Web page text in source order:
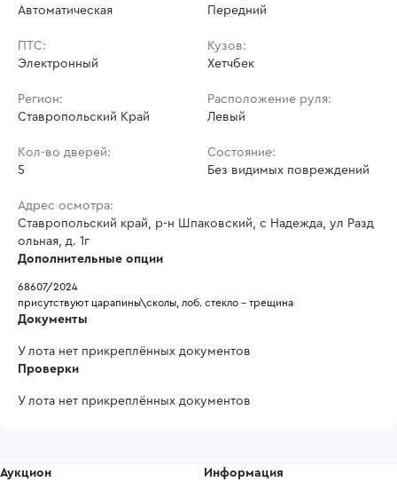
Автоматическая
Передний
ПТС:
Электронный
Кузов:
Хетчбек
Регион:
Ставропольский Край
Расположение руля:
Левый
Кол-во дверей:
5
Состояние:
Без видимых повреждений
Адрес осмотра:
Ставропольский край, р-н Шпаковский, с Надежда, ул Разд
ольная, д. 1г
Дополнительные опции
68607/2024
присутствуют царапины\сколы, лоб. стекло - трещина
Документы
У лота нет прикреплённых документов
Проверки
У лота нет прикреплённых документов
Аукцион Информация